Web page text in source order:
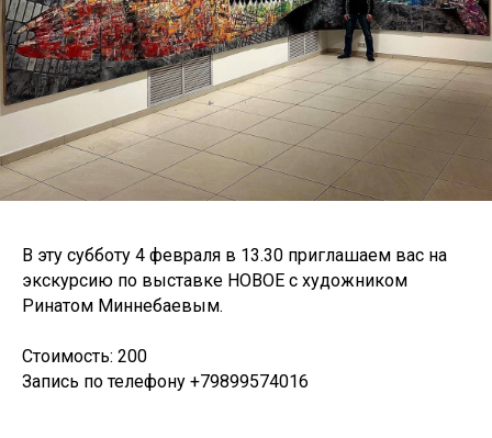
В эту субботу 4 февраля в 13.30 приглашаем вас на
экскурсию по выставке НОВОЕ с художником
Ринатом Миннебаевым.
Стоимость: 200
Запись по телефону +79899574016